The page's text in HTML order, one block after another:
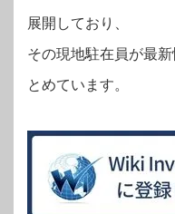
展開しており、
その現地駐在員が最
とめています。